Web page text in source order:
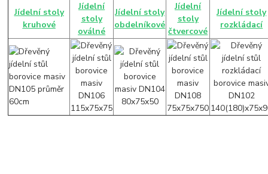
Jídelní stoly
kruhové
Jídelní
stoly
oválné
Jídelní stoly
obdelníkové
Jídelní
stoly
čtvercové
Jídelní stoly
rozkládací